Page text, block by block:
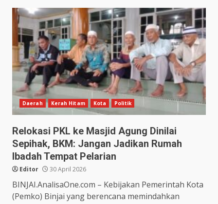
Daerah Kerah Hitam Kota Politik
Relokasi PKL ke Masjid Agung Dinilai
Sepihak, BKM: Jangan Jadikan Rumah
Ibadah Tempat Pelarian
Editor 30 April 2026
BINJAI.AnalisaOne.com – Kebijakan Pemerintah Kota
(Pemko) Binjai yang berencana memindahkan